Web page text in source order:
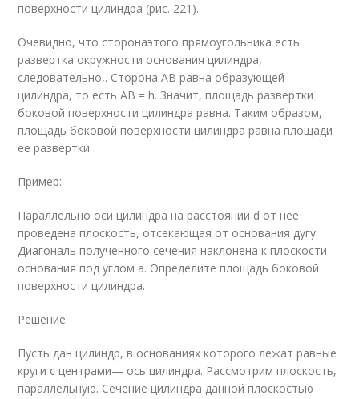
поверхности цилиндра (рис. 221).
Очевидно, что сторонаэтого прямоугольника есть
развертка окружности основания цилиндра,
следовательно,. Сторона АВ равна образующей
цилиндра, то есть АВ = h. Значит, площадь развертки
боковой поверхности цилиндра равна. Таким образом,
площадь боковой поверхности цилиндра равна площади
ее развертки.
Пример:
Параллельно оси цилиндра на расстоянии d от нее
проведена плоскость, отсекающая от основания дугу.
Диагональ полученного сечения наклонена к плоскости
основания под углом а. Определите площадь боковой
поверхности цилиндра.
Решение:
Пусть дан цилиндр, в основаниях которого лежат равные
круги с центрами— ось цилиндра. Рассмотрим плоскость,
параллельную. Сечение цилиндра данной плоскостью